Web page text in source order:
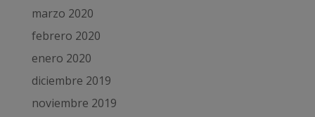
marzo 2020
febrero 2020
enero 2020
diciembre 2019
noviembre 2019